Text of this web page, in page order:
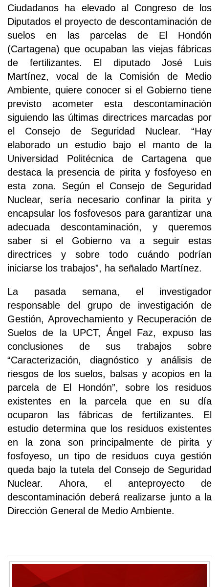
Ciudadanos ha elevado al Congreso de los
Diputados el proyecto de descontaminación de
suelos en las parcelas de El Hondón
(Cartagena) que ocupaban las viejas fábricas
de fertilizantes. El diputado José Luis
Martínez, vocal de la Comisión de Medio
Ambiente, quiere conocer si el Gobierno tiene
previsto acometer esta descontaminación
siguiendo las últimas directrices marcadas por
el Consejo de Seguridad Nuclear. “Hay
elaborado un estudio bajo el manto de la
Universidad Politécnica de Cartagena que
destaca la presencia de pirita y fosfoyeso en
esta zona. Según el Consejo de Seguridad
Nuclear, sería necesario confinar la pirita y
encapsular los fosfovesos para garantizar una
adecuada descontaminación, y queremos
saber si el Gobierno va a seguir estas
directrices y sobre todo cuándo podrían
iniciarse los trabajos”, ha señalado Martínez.
La pasada semana, el investigador
responsable del grupo de investigación de
Gestión, Aprovechamiento y Recuperación de
Suelos de la UPCT, Ángel Faz, expuso las
conclusiones de sus trabajos sobre
“Caracterización, diagnóstico y análisis de
riesgos de los suelos, balsas y acopios en la
parcela de El Hondón”, sobre los residuos
existentes en la parcela que en su día
ocuparon las fábricas de fertilizantes. El
estudio determina que los residuos existentes
en la zona son principalmente de pirita y
fosfoyeso, un tipo de residuos cuya gestión
queda bajo la tutela del Consejo de Seguridad
Nuclear. Ahora, el anteproyecto de
descontaminación deberá realizarse junto a la
Dirección General de Medio Ambiente.